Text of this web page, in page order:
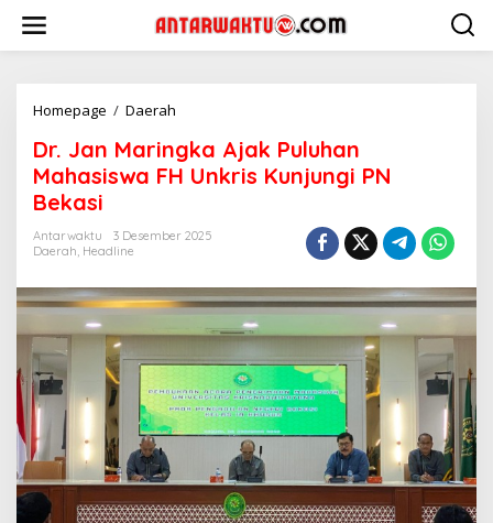
konten
Homepage / Daerah
Maringka
Ajak
Puluhan
FH
PN
Bekasi
Dr. Jan Maringka Ajak Puluhan
Mahasiswa FH Unkris Kunjungi PN
Bekasi
Antarwaktu
3 Desember 2025
Daerah, Headline